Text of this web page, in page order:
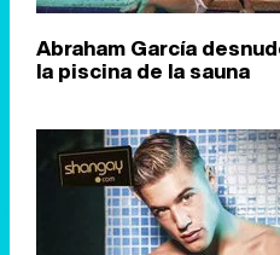
Abraham García
la piscina de la sauna